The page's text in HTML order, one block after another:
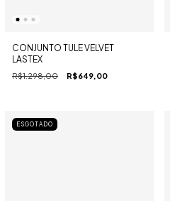
CONJUNTO TULE VELVET
LASTEX
R$1.298,00 R$649,00
ESGOTADO